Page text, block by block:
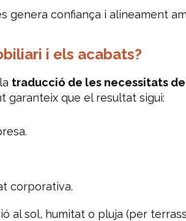
genera confiança i alineament
i els acabats?
traducció de les necessitats
garanteix que el resultat sigui:
corporativa.
al sol, humitat o pluja (per